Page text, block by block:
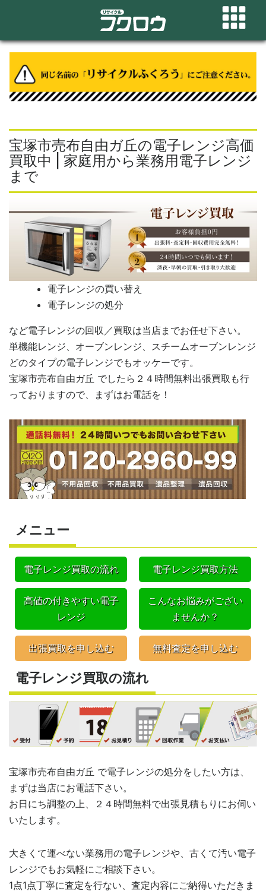
宝塚市売布自由ガ丘の電子レンジ高価
買取中 | 家庭用から業務用電子レンジ
まで
電子レンジの買い替え
電子レンジの処分
など電子レンジの回収／買取は当店までお任せ下さい。
単機能レンジ、オーブンレンジ、スチームオーブンレンジ
どのタイプの電子レンジでもオッケーです。
宝塚市売布自由ガ丘 でしたら２４時間無料出張買取も行
っておりますので、まずはお電話を！
メニュー
電子レンジ買取の流れ 電子レンジ買取方法
高値の付きやすい電子
レンジ
こんなお悩みがござい
ませんか？
出張買取を申し込む 無料査定を申し込む
電子レンジ買取の流れ
宝塚市売布自由ガ丘 で電子レンジの処分をしたい方は、
まずは当店にお電話下さい。
お日にち調整の上、２４時間無料で出張見積もりにお伺い
いたします。
大きくて運べない業務用の電子レンジや、古くて汚い電子
レンジでもお気軽にご相談下さい。
1点1点丁寧に査定を行ない、査定内容にご納得いただきま